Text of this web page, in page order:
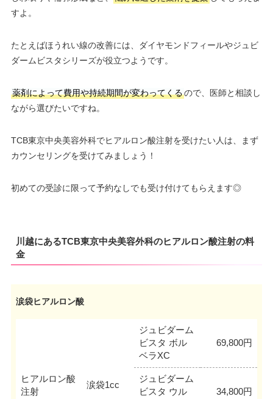
すよ。
たとえばほうれい線の改善には、ダイヤモンドフィールやジュビ
ダームビスタシリーズが役立つようです。
薬剤によって費用や持続期間が変わってくるので、医師と相談し
ながら選びたいですね。
TCB東京中央美容外科でヒアルロン酸注射を受けたい人は、まず
カウンセリングを受けてみましょう！
初めての受診に限って予約なしでも受け付けてもらえます◎
川越にあるTCB東京中央美容外科のヒアルロン酸注射の料
金
涙袋ヒアルロン酸
ヒアルロン酸
注射
涙袋1cc
ジュビダーム
ビスタ ボル
ベラXC
69,800円
ジュビダーム
ビスタ ウル
34,800円